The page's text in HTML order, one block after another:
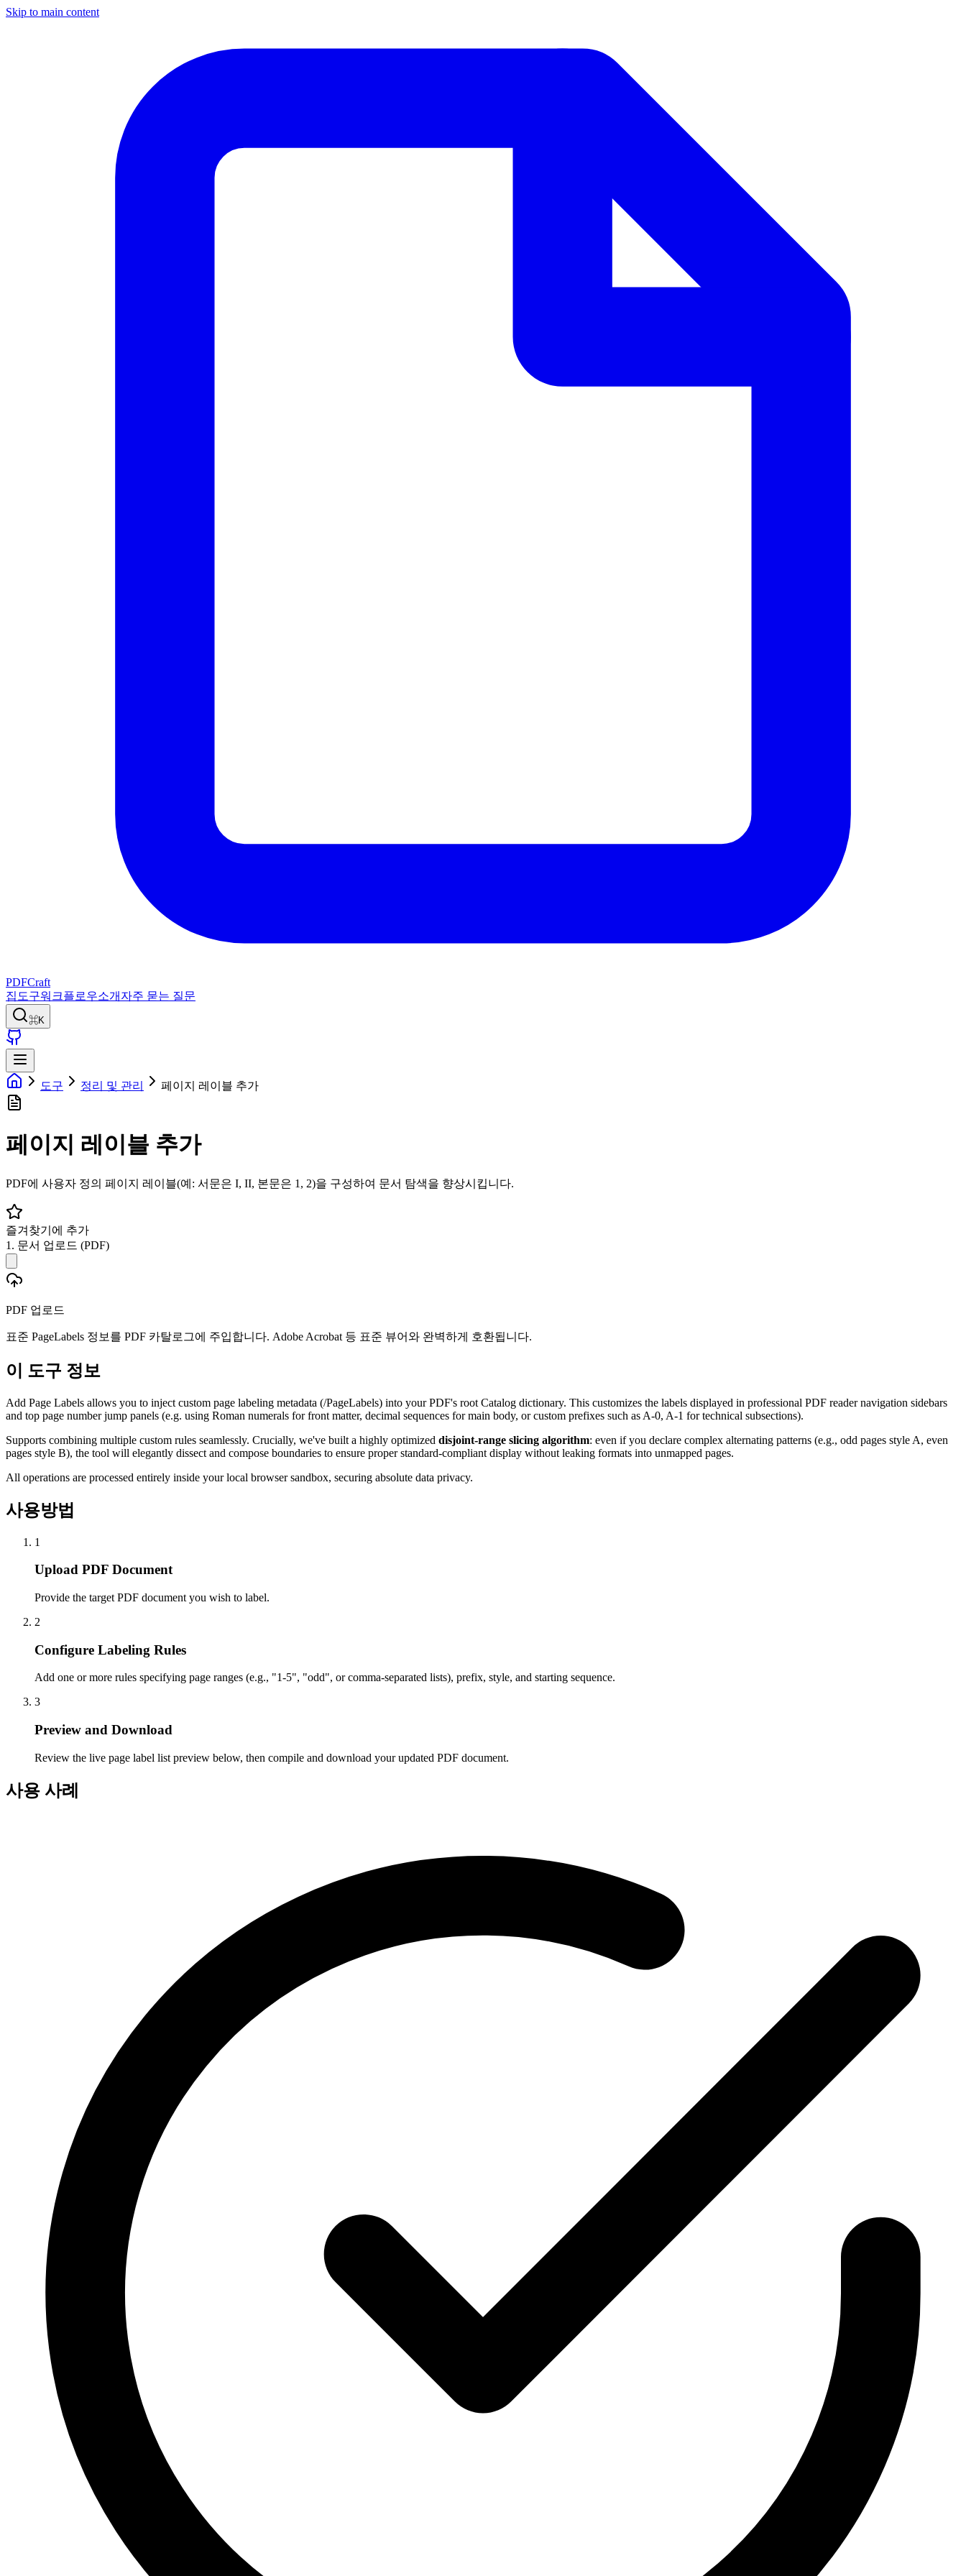
Skip to main content
PDFCraft
집 도구워크플로우소개 자주 묻는 질문
⌘K
도구 정리 및 관리 페이지 레이블 추가
페이지 레이블 추가
PDF에 사용자 정의 페이지 레이블(예: 서문은 I, II, 본문은 1, 2)을 구성하여 문서 탐색을 향상시킵니다.
즐겨찾기에 추가
1. 문서 업로드 (PDF)
PDF 업로드
표준 PageLabels 정보를 PDF 카탈로그에 주입합니다. Adobe Acrobat 등 표준 뷰어와 완벽하게 호환됩니다.
이 도구 정보
Add Page Labels allows you to inject custom page labeling metadata (/PageLabels) into your PDF's root Catalog dictionary. This customizes the labels displayed in professional PDF reader navigation sidebars
and top page number jump panels (e.g. using Roman numerals for front matter, decimal sequences for main body, or custom prefixes such as A-0, A-1 for technical subsections).
Supports combining multiple custom rules seamlessly. Crucially, we've built a highly optimized disjoint-range slicing algorithm: even if you declare complex alternating patterns (e.g., odd pages style A, even
pages style B), the tool will elegantly dissect and compose boundaries to ensure proper standard-compliant display without leaking formats into unmapped pages.
All operations are processed entirely inside your local browser sandbox, securing absolute data privacy.
사용방법
1
Upload PDF Document
Provide the target PDF document you wish to label.
2
Configure Labeling Rules
Add one or more rules specifying page ranges (e.g., "1-5", "odd", or comma-separated lists), prefix, style, and starting sequence.
3
Preview and Download
Review the live page label list preview below, then compile and download your updated PDF document.
사용 사례